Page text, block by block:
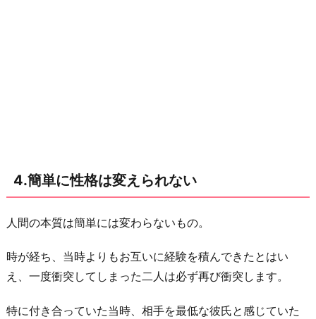
4.簡単に性格は変えられない
人間の本質は簡単には変わらないもの。
時が経ち、当時よりもお互いに経験を積んできたとはい
え、一度衝突してしまった二人は必ず再び衝突します。
特に付き合っていた当時、相手を最低な彼氏と感じていた